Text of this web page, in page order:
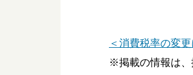
＜消費税率の変
※掲載の情報は、